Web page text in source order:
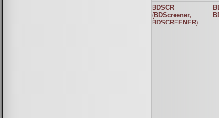
BDSCR
(BDScreener,
BDSCREENER)